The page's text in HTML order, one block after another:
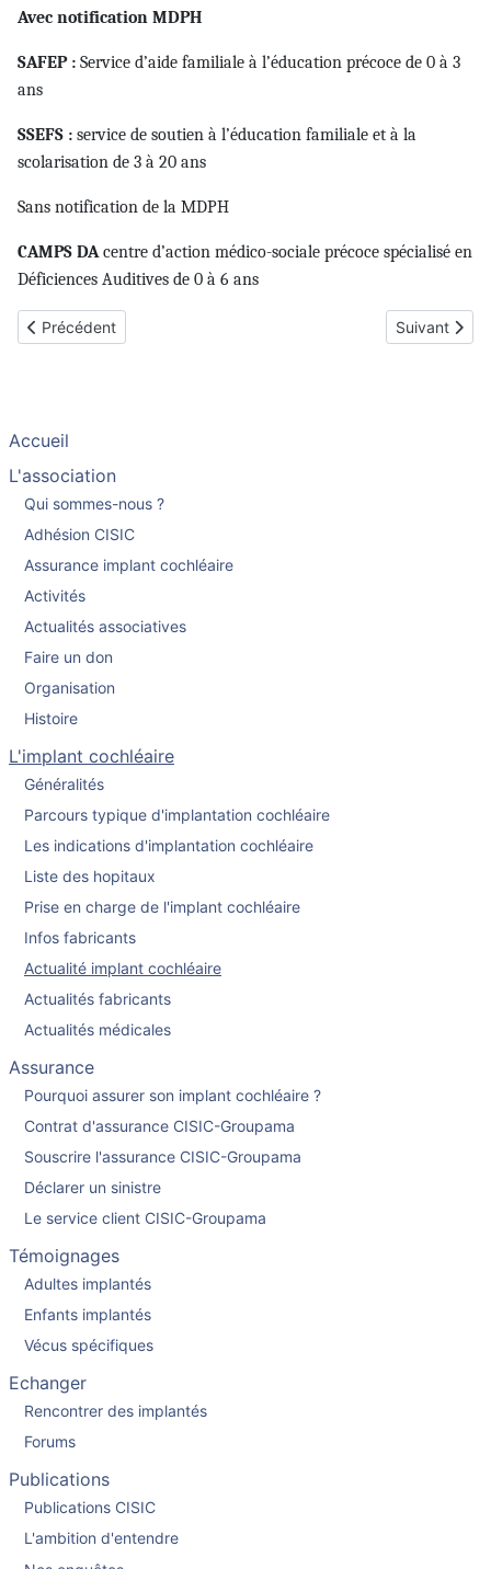
Avec notification MDPH
SAFEP : Service d’aide familiale à l’éducation précoce de 0 à 3
ans
SSEFS : service de soutien à l’éducation familiale et à la
scolarisation de 3 à 20 ans
Sans notification de la MDPH
CAMPS DA centre d’action médico-sociale précoce spécialisé en
Déficiences Auditives de 0 à 6 ans
Article précédent : Etude sur l’activation précoce des implants
Précédent Article
Suivant
Accueil
L'association
Qui sommes-nous ?
Adhésion CISIC
Assurance implant cochléaire
Activités
Actualités associatives
Faire un don
Organisation
Histoire
L'implant cochléaire
Généralités
Parcours typique d'implantation cochléaire
Les indications d'implantation cochléaire
Liste des hopitaux
Prise en charge de l'implant cochléaire
Infos fabricants
Actualité implant cochléaire
Actualités fabricants
Actualités médicales
Assurance
Pourquoi assurer son implant cochléaire ?
Contrat d'assurance CISIC-Groupama
Souscrire l'assurance CISIC-Groupama
Déclarer un sinistre
Le service client CISIC-Groupama
Témoignages
Adultes implantés
Enfants implantés
Vécus spécifiques
Echanger
Rencontrer des implantés
Forums
Publications
Publications CISIC
L'ambition d'entendre